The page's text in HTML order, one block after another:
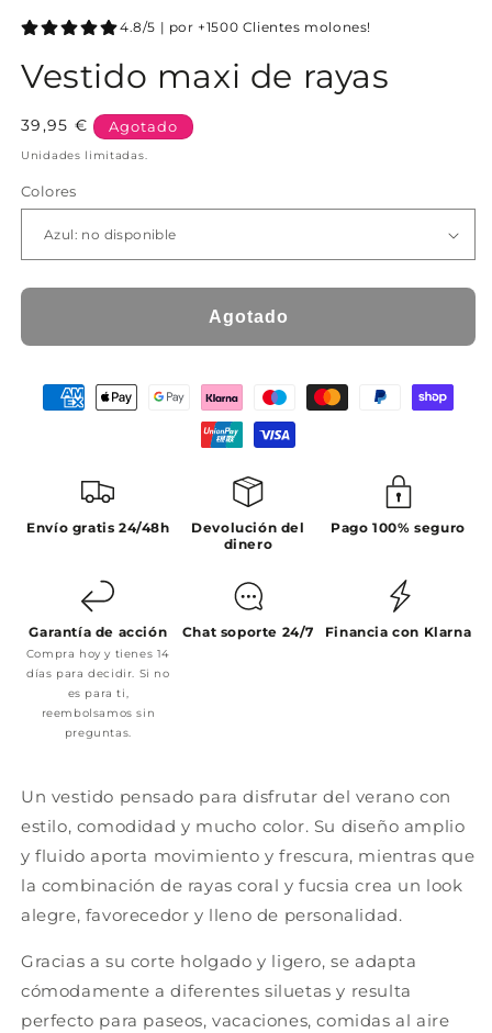
4.8/5 | por +1500 Clientes molones!
Vestido maxi de rayas
Precio
habitual
39,95 € Agotado
Unidades limitadas.
Colores
Agotado
Envío gratis 24/48h
Devolución del
dinero
Pago 100% seguro
Garantía de acción
Compra hoy y tienes 14
días para decidir. Si no
es para ti,
reembolsamos sin
preguntas.
Chat soporte 24/7 Financia con Klarna
Un vestido pensado para disfrutar del verano con
estilo, comodidad y mucho color. Su diseño amplio
y fluido aporta movimiento y frescura, mientras que
la combinación de rayas coral y fucsia crea un look
alegre, favorecedor y lleno de personalidad.
Gracias a su corte holgado y ligero, se adapta
cómodamente a diferentes siluetas y resulta
perfecto para paseos, vacaciones, comidas al aire